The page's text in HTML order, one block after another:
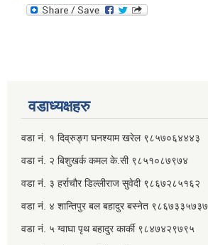
वडाध्यक्षहरु
वडा नं. १ दिव्रुङ्ग घनश्याम खरेल ९८५७०६४४४३
वडा नं. २ ‌‍बिशुखर्क कमल के.सी ९८५१०८७९७४
वडा नं. ३ हर्राचौर डिल्लीराज सुवेदी ९८६७२८५१६२
वडा नं. ४ शान्तिपुर बल बहादुर बस्नेत​ ९८६७३३५७३७
वडा नं. ५ ग्वाघा पृथ बहादुर कार्की ९८४७४२९७९५